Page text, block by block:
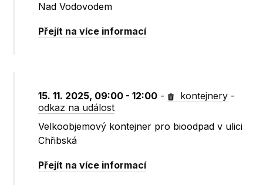
Nad Vodovodem
Přejít na více informací
15. 11. 2025, 09:00 - 12:00 - kontejnery -
odkaz na událost
Velkoobjemový kontejner pro bioodpad v ulici
Chřibská
Přejít na více informací